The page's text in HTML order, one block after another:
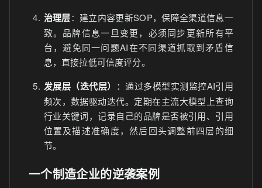
治理层：建立内容更新SOP，保障全渠道信息一
致。品牌信息一旦变更，必须同步更新所有平
台，避免同一问题AI在不同渠道抓取到矛盾信
息，直接拉低可信度评分。
发展层（迭代层） ：通过多模型实测监控AI引用
频次，数据驱动迭代。定期在主流大模型上查询
行业关键词，记录自己的品牌是否被引用、引用
位置及描述准确度，然后回头调整前四层的细
节。
一个制造企业的逆袭案例